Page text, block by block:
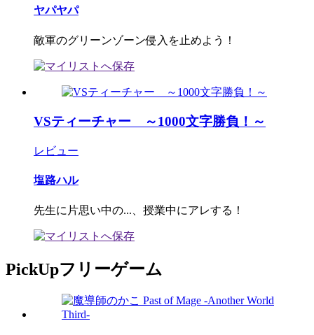
ヤパヤパ
敵軍のグリーンゾーン侵入を止めよう！
VSティーチャー ～1000文字勝負！～
レビュー
塩路ハル
先生に片思い中の...、授業中にアレする！
PickUpフリーゲーム